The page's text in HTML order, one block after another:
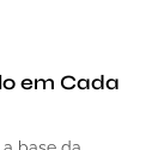
em Cada